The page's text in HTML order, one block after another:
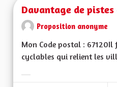
Davantage de
Proposition anonyme
Mon Code postal :
cyclables qui relient les